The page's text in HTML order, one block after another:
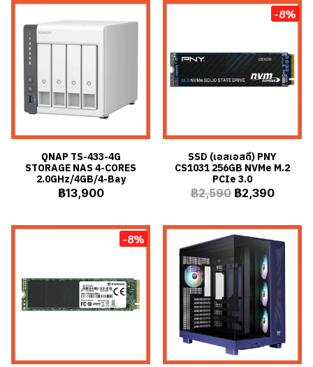
QNAP TS-433-4G
STORAGE NAS 4-CORES
2.0GHz/4GB/4-Bay
฿13,900
-8%
SSD (เอสเอสดี) PNY
CS1031 256GB NVMe M.2
PCIe 3.0
฿2,590 ฿2,390
-8%